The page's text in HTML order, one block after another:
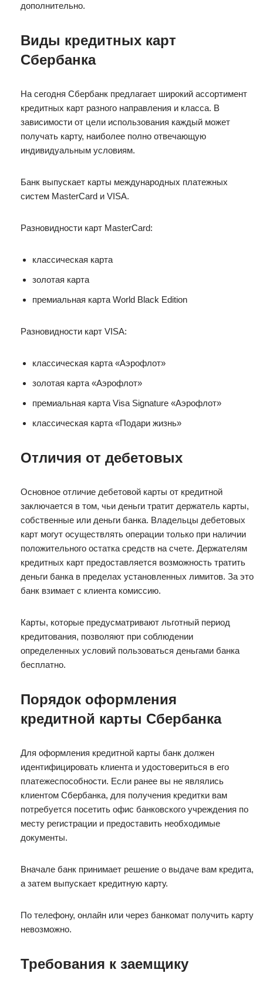
дополнительно.
Виды кредитных карт
Сбербанка
На сегодня Сбербанк предлагает широкий ассортимент
кредитных карт разного направления и класса. В
зависимости от цели использования каждый может
получать карту, наиболее полно отвечающую
индивидуальным условиям.
Банк выпускает карты международных платежных
систем MasterCard и VISA.
Разновидности карт MasterCard:
классическая карта
золотая карта
премиальная карта World Black Edition
Разновидности карт VISA:
классическая карта «Аэрофлот»
золотая карта «Аэрофлот»
премиальная карта Visa Signature «Аэрофлот»
классическая карта «Подари жизнь»
Отличия от дебетовых
Основное отличие дебетовой карты от кредитной
заключается в том, чьи деньги тратит держатель карты,
собственные или деньги банка. Владельцы дебетовых
карт могут осуществлять операции только при наличии
положительного остатка средств на счете. Держателям
кредитных карт предоставляется возможность тратить
деньги банка в пределах установленных лимитов. За это
банк взимает с клиента комиссию.
Карты, которые предусматривают льготный период
кредитования, позволяют при соблюдении
определенных условий пользоваться деньгами банка
бесплатно.
Порядок оформления
кредитной карты Сбербанка
Для оформления кредитной карты банк должен
идентифицировать клиента и удостовериться в его
платежеспособности. Если ранее вы не являлись
клиентом Сбербанка, для получения кредитки вам
потребуется посетить офис банковского учреждения по
месту регистрации и предоставить необходимые
документы.
Вначале банк принимает решение о выдаче вам кредита,
а затем выпускает кредитную карту.
По телефону, онлайн или через банкомат получить карту
невозможно.
Требования к заемщику